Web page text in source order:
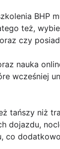
BHP
też,
czy
nauka
wcześniej
tańszy niż
dojazdu,
co